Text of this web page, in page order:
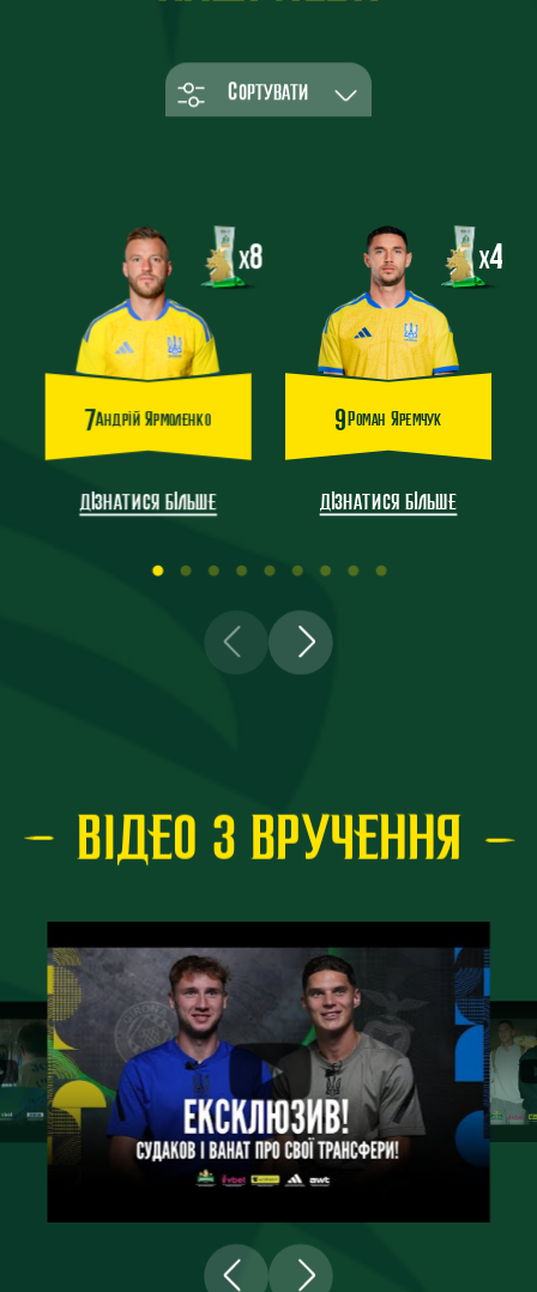
Сортувати
x8
7Андрій Ярмоленко
дізнатися більше
x4
9Роман Яремчук
дізнатися більше
ВІДЕО З ВРУЧЕННЯ